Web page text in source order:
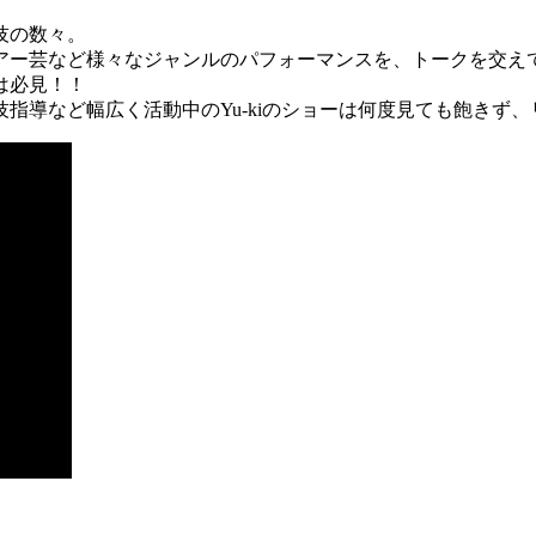
数々。
芸など様々なジャンルのパフォーマンスを、トークを交え
見！！
導など幅広く活動中のYu-kiのショーは何度見ても飽きず